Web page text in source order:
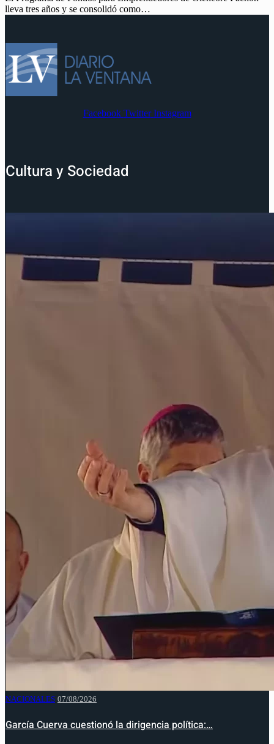
lleva tres años y se consolidó como…
Facebook Twitter Instagram
Cultura y Sociedad
NACIONALES 07/08/2026
García Cuerva cuestionó la dirigencia política:…